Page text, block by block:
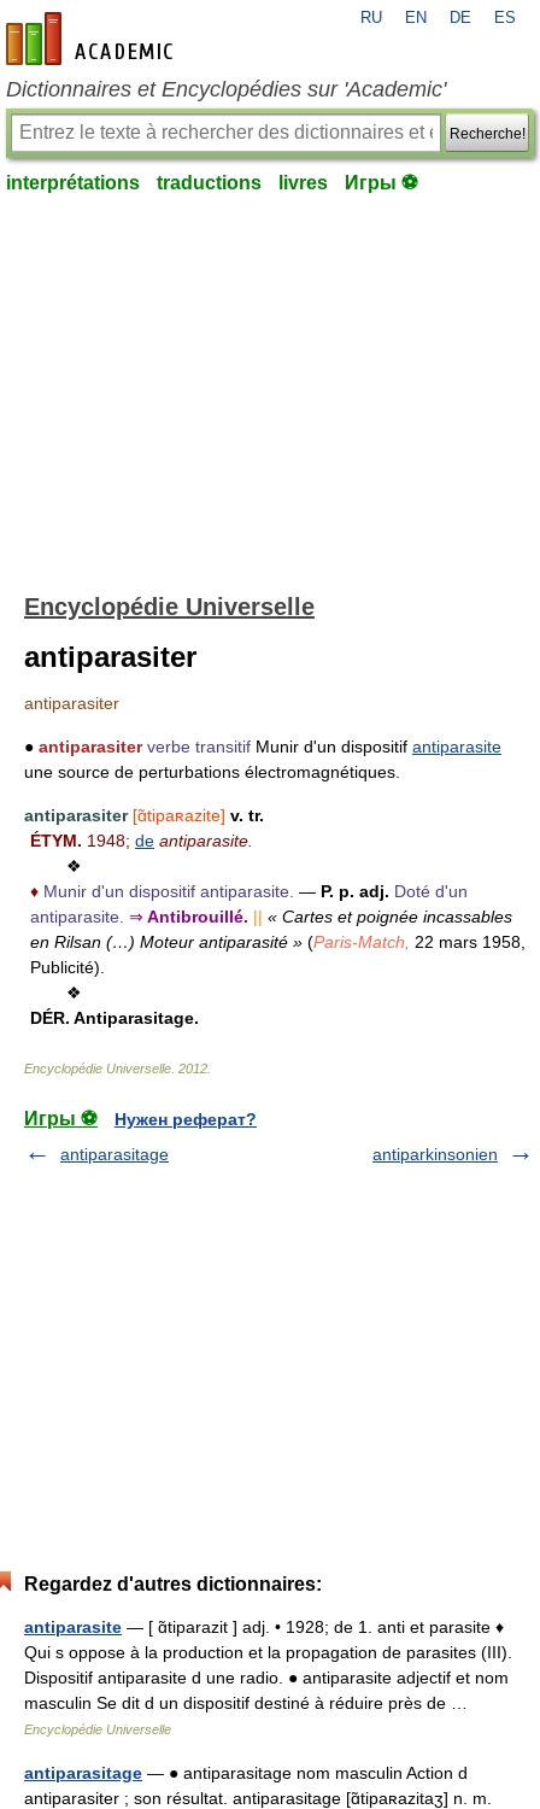
fr-academic.com
RU EN DE ES
Dictionnaires et Encyclopédies sur 'Academic'
Recherche!
interprétations traductions livres Игры ⚽
Encyclopédie Universelle
antiparasiter
antiparasiter
● antiparasiter verbe transitif Munir d'un dispositif antiparasite
une source de perturbations électromagnétiques.
antiparasiter [ɑ̃tipaʀazite] v. tr.
ÉTYM. 1948; de antiparasite.
❖
♦ Munir d'un dispositif antiparasite. — P. p. adj. Doté d'un
antiparasite. ⇒ Antibrouillé. || « Cartes et poignée incassables
en Rilsan (…) Moteur antiparasité » (Paris-Match,
22 mars 1958,
Publicité).
❖
DÉR. Antiparasitage.
Encyclopédie Universelle 2012
Игры ⚽
Нужен реферат?
antiparasitage
antiparkinsonien
Regardez d'autres dictionnaires:
antiparasite — [ ɑ̃tiparazit ] adj. • 1928; de 1. anti et parasite ♦
Qui s oppose à la production et la propagation de parasites (III).
Dispositif antiparasite d une radio. ● antiparasite adjectif et nom
masculin Se dit d un dispositif destiné à réduire près de …
Encyclopédie Universelle
antiparasitage — ● antiparasitage nom masculin Action d
antiparasiter ; son résultat. antiparasitage [ɑ̃tipaʀazitaʒ] n. m.